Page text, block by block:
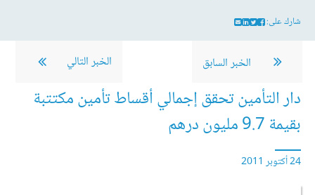
شارك على:
الخبر السابق الخبر التالي
دار التأمين تحقق إجمالي أقساط تأمين مكتتبة
بقيمة 9.7 مليون درهم
24 أكتوبر 2011